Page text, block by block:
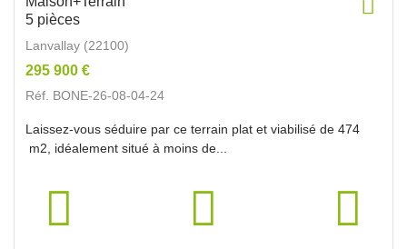
5 pièces
Lanvallay (22100)
295 900 €
Réf. BONE-26-08-04-24
Laissez-vous séduire par ce terrain plat et viabilisé de 474
m2, idéalement situé à moins de...